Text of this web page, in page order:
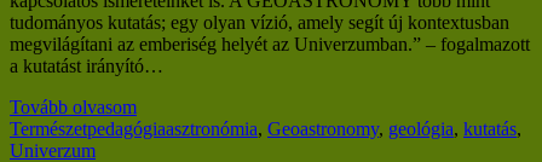
tudományos kutatás; egy olyan vízió, amely segít új kontextusban
megvilágítani az emberiség helyét az Univerzumban.” – fogalmazott
a kutatást irányító…
Tovább olvasom
Természetpedagógiaasztronómia, Geoastronomy, geológia, kutatás,
Univerzum